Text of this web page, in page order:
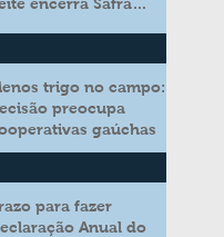
produtores de leite
trigo no campo:
preocupa
gaúchas
para fazer
Anual do